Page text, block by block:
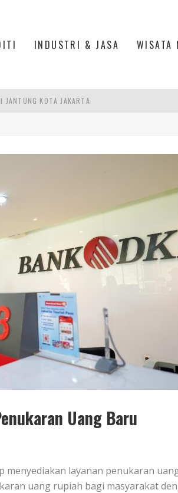
INDUSTRI & JASA WISATA
UTARA
Uang Baru
menyediakan layanan penukaran
uang rupiah bagi masyarakat